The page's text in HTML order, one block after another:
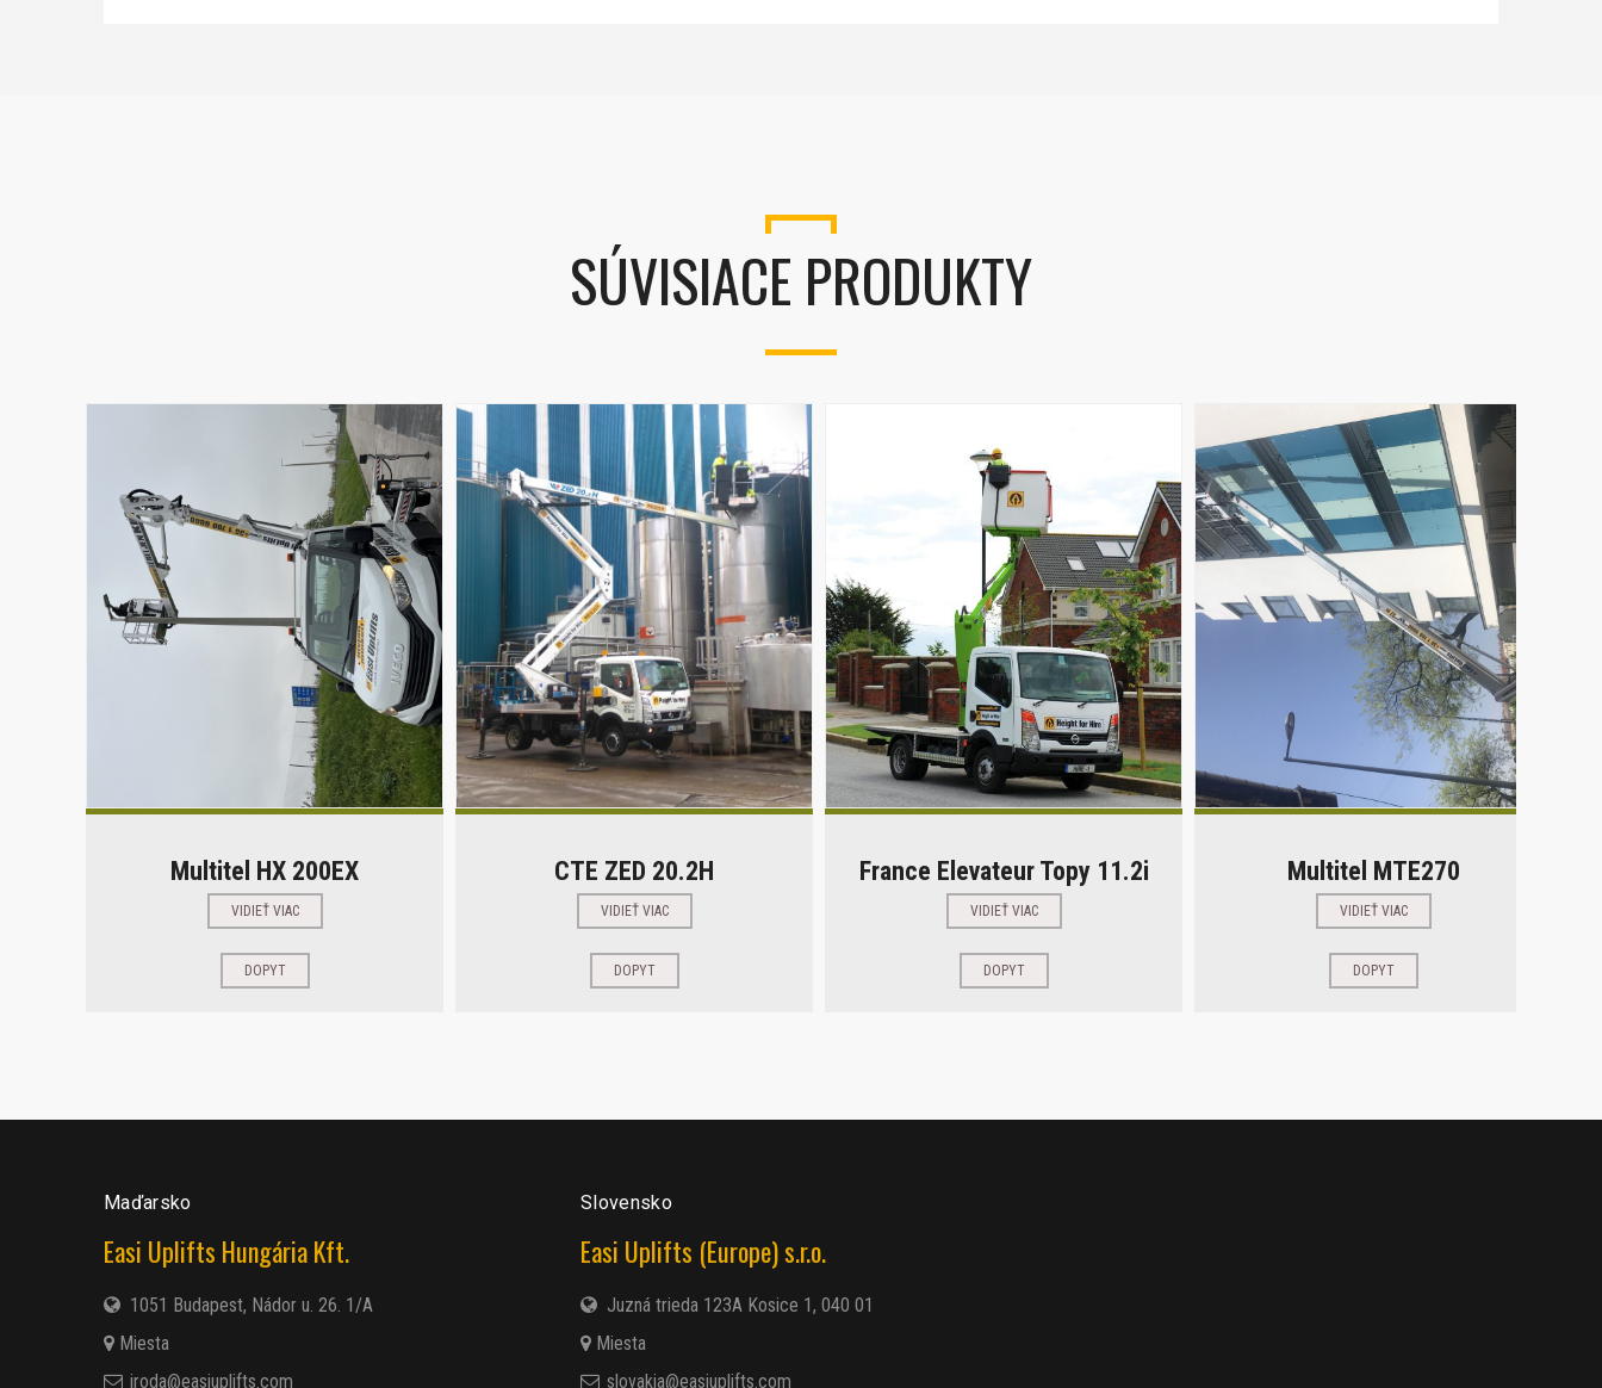
SÚVISIACE PRODUKTY
Multitel HX 200EX
VIDIEŤ VIAC
DOPYT
CTE ZED 20.2H
VIDIEŤ VIAC
DOPYT
France Elevateur Topy 11.2i
VIDIEŤ VIAC
DOPYT
Multitel MTE270
VIDIEŤ VIAC
DOPYT
Maďarsko
Easi Uplifts Hungária Kft.
1051 Budapest, Nádor u. 26. 1/A
Miesta
iroda@easiuplifts.com
Slovensko
Easi Uplifts (Europe) s.r.o.
Juzná trieda 123A Kosice 1, 040 01
Miesta
slovakia@easiuplifts.com